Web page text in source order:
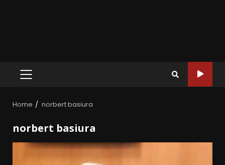
Home norbert basiura
norbert basiura